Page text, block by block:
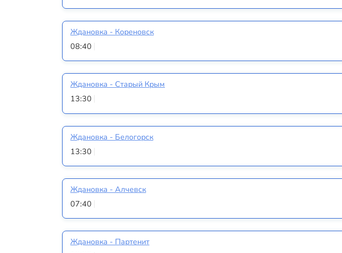
Ждановка - Кореновск
08:40
Ждановка - Старый Крым
13:30
Ждановка - Белогорск
13:30
Ждановка - Алчевск
07:40
Ждановка - Партенит